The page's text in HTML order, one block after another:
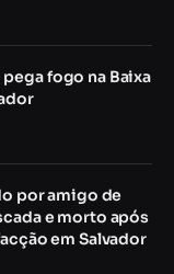
fogo na Baixa
por amigo de
e morto após
em Salvador